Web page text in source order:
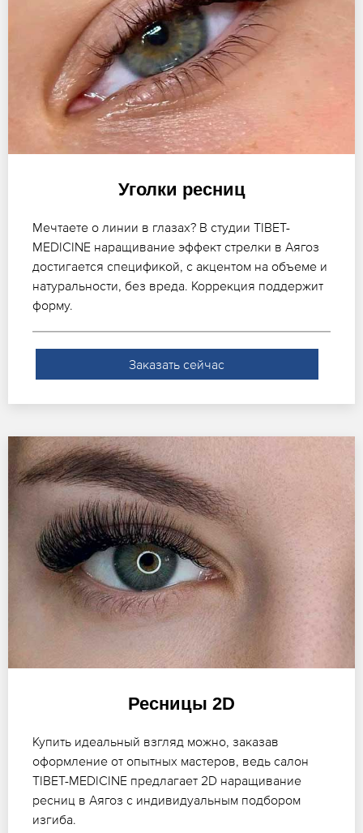
Уголки ресниц
Мечтаете о линии в глазах? В студии TIBET-
MEDICINE наращивание эффект стрелки в Аягоз
достигается спецификой, с акцентом на объеме и
натуральности, без вреда. Коррекция поддержит
форму.
Заказать сейчас
Ресницы 2D
Купить идеальный взгляд можно, заказав
оформление от опытных мастеров, ведь салон
TIBET-MEDICINE предлагает 2D наращивание
ресниц в Аягоз с индивидуальным подбором
изгиба.